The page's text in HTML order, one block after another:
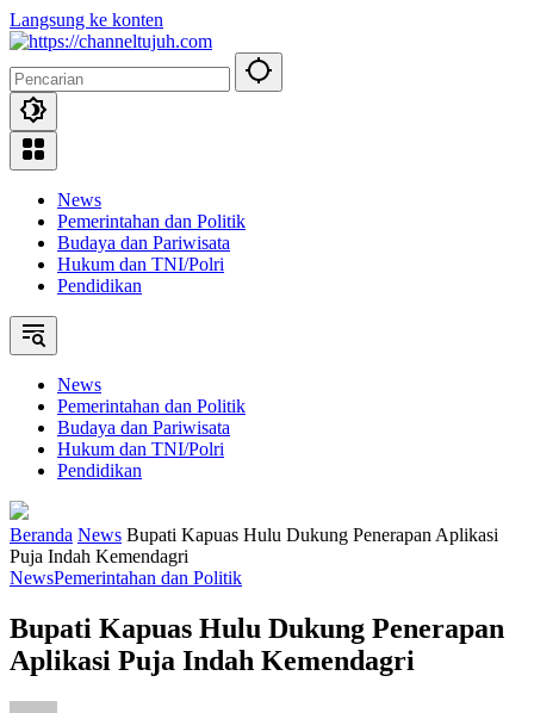
Langsung ke konten
News
Pemerintahan dan Politik
Budaya dan Pariwisata
Hukum dan TNI/Polri
Pendidikan
News
Pemerintahan dan Politik
Budaya dan Pariwisata
Hukum dan TNI/Polri
Pendidikan
Beranda News Bupati Kapuas Hulu Dukung Penerapan Aplikasi
Puja Indah Kemendagri
NewsPemerintahan dan Politik
Bupati Kapuas Hulu Dukung Penerapan
Aplikasi Puja Indah Kemendagri